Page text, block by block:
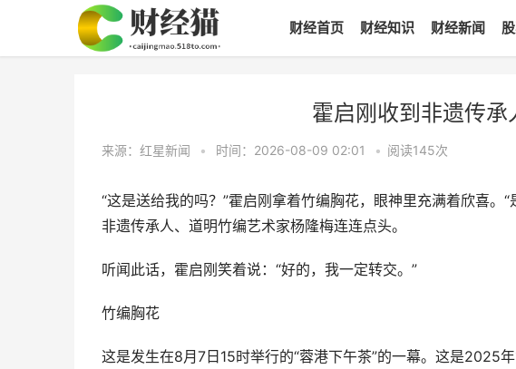
财经首页 财经知识 财经新闻
霍启刚收到非遗传承
来源：红星新闻 • 时间：2026-08-09 02:01 • 阅读145次
“这是送给我的吗？”霍启刚拿着竹编胸花，眼神里充满着欣喜。
非遗传承人、道明竹编艺术家杨隆梅连连点头。
听闻此话，霍启刚笑着说：“好的，我一定转交。”
竹编胸花
这是发生在8月7日15时举行的“蓉港下午茶”的一幕。这是2025